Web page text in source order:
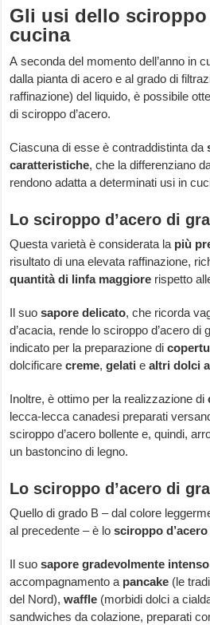
Gli usi dello sciroppo
cucina
A seconda del momento dell’anno in
dalla pianta di acero e al grado di
raffinazione) del liquido, è possibile
di sciroppo d’acero.
Ciascuna di esse è contraddistinta da
caratteristiche, che la differenziano
rendono adatta a determinati usi in
Lo sciroppo d’acero di
Questa varietà è considerata la più
risultato di una elevata raffinazione,
quantità di linfa maggiore rispetto
Il suo sapore delicato, che ricorda
d’acacia, rende lo sciroppo d’acero di
indicato per la preparazione di
dolcificarecreme,gelati ealtri dolci
Inoltre, è ottimo per la realizzazione di
lecca-lecca canadesi preparati
sciroppo d’acero bollente e, quindi,
un bastoncino di legno.
Lo sciroppo d’acero di
Quello di grado B – dal colore
al precedente – è losciroppo d’acero
Il suosapore gradevolmente intenso
accompagnamento a pancake (le
del Nord), waffle (morbidi dolci a
sandwiches da colazione, preparati